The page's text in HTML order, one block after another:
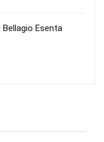
Esenta